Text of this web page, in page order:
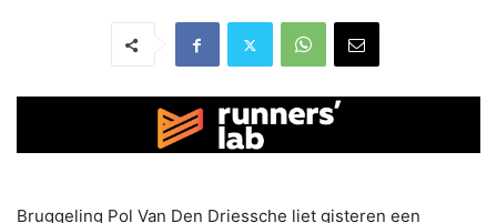
Bruggeling Pol Van Den Driessche liet gisteren een